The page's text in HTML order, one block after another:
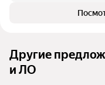
Другие
и ЛО